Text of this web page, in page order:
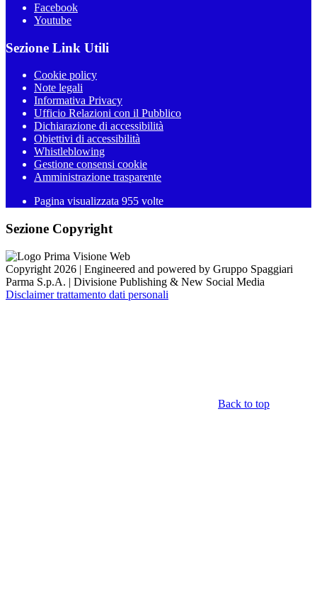
Facebook
Youtube
Sezione Link Utili
Cookie policy
Note legali
Informativa Privacy
Ufficio Relazioni con il Pubblico
Dichiarazione di accessibilità
Obiettivi di accessibilità
Whistleblowing
Gestione consensi cookie
Amministrazione trasparente
Pagina visualizzata 955 volte
Sezione Copyright
Copyright 2026 | Engineered and powered by Gruppo Spaggiari
Parma S.p.A. | Divisione Publishing & New Social Media
Disclaimer trattamento dati personali
Back to top